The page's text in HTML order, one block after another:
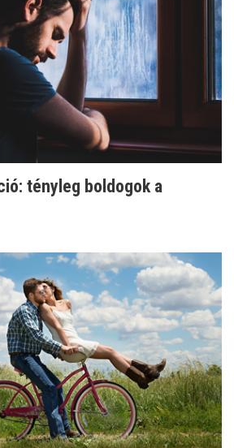
tényleg boldogok a